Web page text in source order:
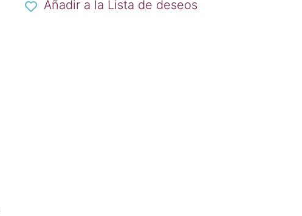
Añadir a la Lista de deseos